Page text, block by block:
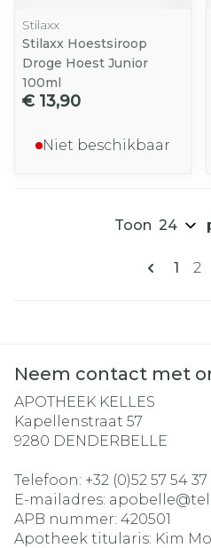
Stilaxx
Stilaxx Hoestsiroop
Droge Hoest Junior
100ml
€ 13,90
Niet beschikbaar
U
1 2
Toon
Neem contact met
APOTHEEK KELLES
Kapellenstraat 57
9280 DENDERBELLE
Telefoon: +32 (0)52 57 54 37
E-mailadres: apobelle@
APB nummer: 420501
Apotheek titularis: Kim